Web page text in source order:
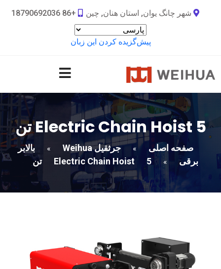
شهر چانگ یوان, استان هنان, چین +86 18790692036
پیش‌گزیده کردن این زبان
Electric Chain Hoist 5 تن
صفحه اصلی » جرثقیل Weihua »
بالابر
برقی
»
Electric Chain Hoist 5 تن